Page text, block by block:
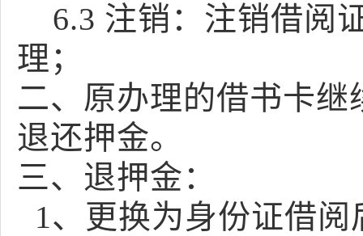
6.3 注销：注销借阅
理；
二、原办理的借书卡
退还押金。
三、退押金：
1、更换为身份证借